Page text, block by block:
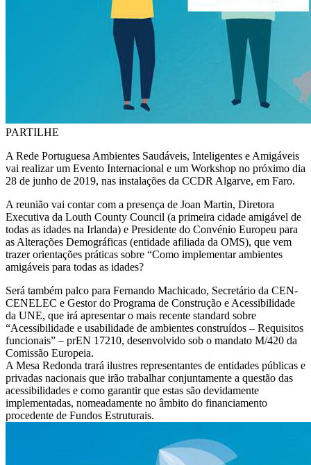
PARTILHE
A Rede Portuguesa Ambientes Saudáveis, Inteligentes e Amigáveis
vai realizar um Evento Internacional e um Workshop no próximo dia
28 de junho de 2019, nas instalações da CCDR Algarve, em Faro.
A reunião vai contar com a presença de Joan Martin, Diretora
Executiva da Louth County Council (a primeira cidade amigável de
todas as idades na Irlanda) e Presidente do Convénio Europeu para
as Alterações Demográficas (entidade afiliada da OMS), que vem
trazer orientações práticas sobre “Como implementar ambientes
amigáveis para todas as idades?
Será também palco para Fernando Machicado, Secretário da CEN-
CENELEC e Gestor do Programa de Construção e Acessibilidade
da UNE, que irá apresentar o mais recente standard sobre
“Acessibilidade e usabilidade de ambientes construídos – Requisitos
funcionais” – prEN 17210, desenvolvido sob o mandato M/420 da
Comissão Europeia.
A Mesa Redonda trará ilustres representantes de entidades públicas e
privadas nacionais que irão trabalhar conjuntamente a questão das
acessibilidades e como garantir que estas são devidamente
implementadas, nomeadamente no âmbito do financiamento
procedente de Fundos Estruturais.